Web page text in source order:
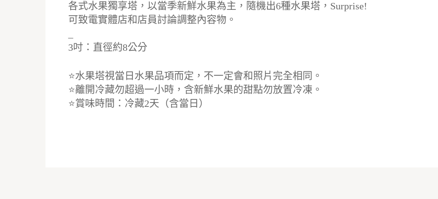
各式水果獨享塔，以當季新鮮水果為主，隨機出6種水果塔，Surprise!
可致電實體店和店員討論調整內容物。
3吋：直徑約8公分
⭐️水果塔視當日水果品項而定，不一定會和照片完全相同。
⭐️離開冷藏勿超過一小時，含新鮮水果的甜點勿放置冷凍。
⭐️賞味時間：冷藏2天（含當日）